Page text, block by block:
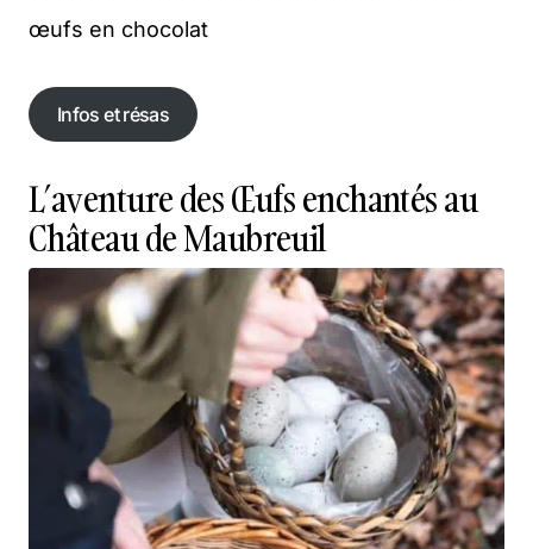
œufs en chocolat
Infos et résas
Infos et résas
L’aventure des Œufs enchantés au
Château de Maubreuil